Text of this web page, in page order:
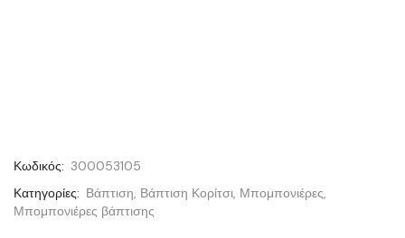
Κωδικός: 300053105
Κατηγορίες: Βάπτιση, Βάπτιση Κορίτσι, Μπομπονιέρες,
Μπομπονιέρες βάπτισης